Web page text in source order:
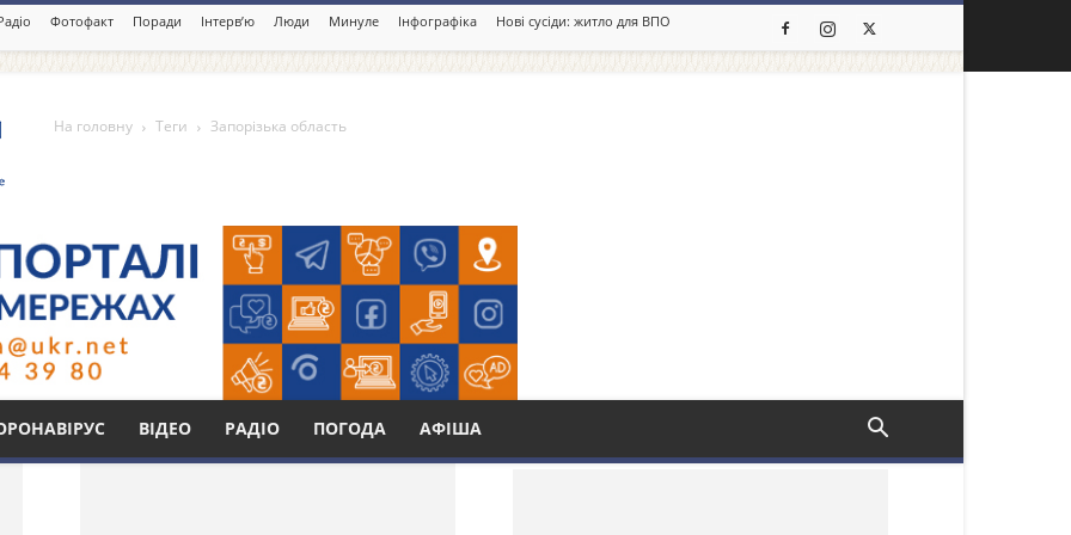
Фотофакт Поради Інтерв’ю Люди Минуле Інфографіка Нові сусіди: житло для ВПО
ВІДЕО РАДІО ПОГОДА АФІША
На головну Теги Запорізька область